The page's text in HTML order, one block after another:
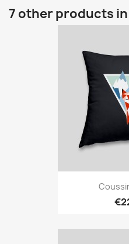
7 other products